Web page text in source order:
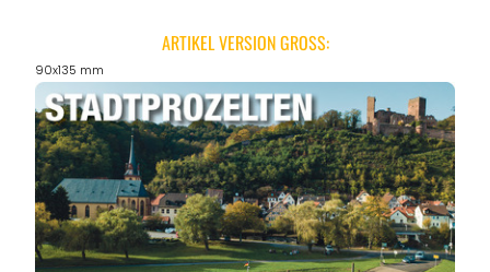
ARTIKEL VERSION GROSS:
90x135 mm